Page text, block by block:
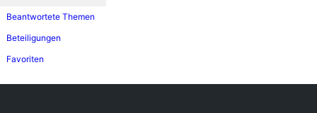
Beantwortete Themen
Beteiligungen
Favoriten